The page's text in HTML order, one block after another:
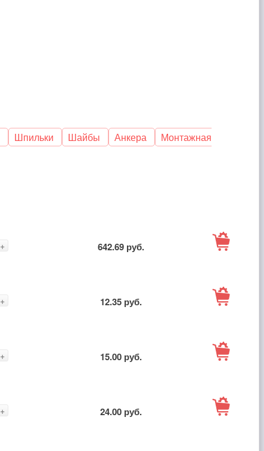
Шпильки Шайбы Анкера
Монтажная
+ 642.69 руб.
В
корзину
+ 12.35 руб.
В
корзину
+ 15.00 руб.
В
корзину
+ 24.00 руб.
В
корзину